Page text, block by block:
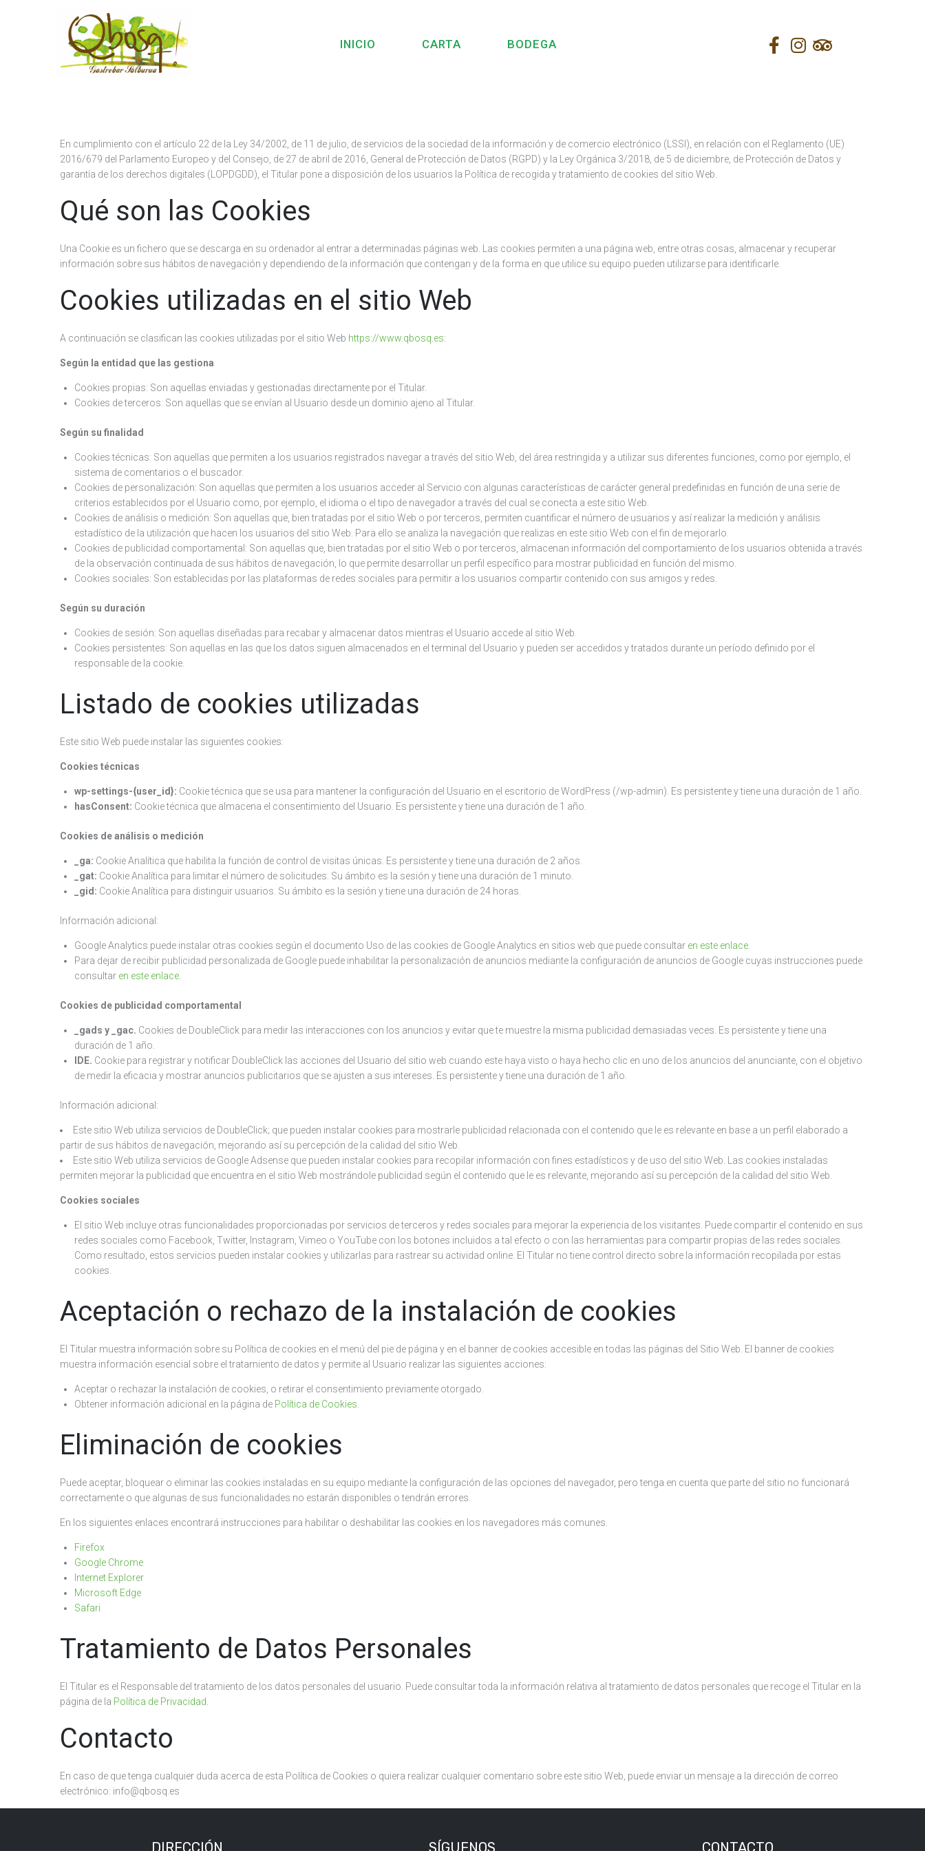
INICIO CARTA BODEGA
En cumplimiento con el artículo 22 de la Ley 34/2002, de 11 de julio, de servicios de la sociedad de la información y de comercio electrónico (LSSI), en relación con el Reglamento (UE)
2016/679 del Parlamento Europeo y del Consejo, de 27 de abril de 2016, General de Protección de Datos (RGPD) y la Ley Orgánica 3/2018, de 5 de diciembre, de Protección de Datos y
garantía de los derechos digitales (LOPDGDD), el Titular pone a disposición de los usuarios la Política de recogida y tratamiento de cookies del sitio Web.
Qué son las Cookies
Una Cookie es un fichero que se descarga en su ordenador al entrar a determinadas páginas web. Las cookies permiten a una página web, entre otras cosas, almacenar y recuperar
información sobre sus hábitos de navegación y dependiendo de la información que contengan y de la forma en que utilice su equipo pueden utilizarse para identificarle.
Cookies utilizadas en el sitio Web
A continuación se clasifican las cookies utilizadas por el sitio Web https://www.qbosq.es:
Según la entidad que las gestiona
Cookies propias: Son aquellas enviadas y gestionadas directamente por el Titular.
Cookies de terceros: Son aquellas que se envían al Usuario desde un dominio ajeno al Titular.
Según su finalidad
Cookies técnicas: Son aquellas que permiten a los usuarios registrados navegar a través del sitio Web, del área restringida y a utilizar sus diferentes funciones, como por ejemplo, el
sistema de comentarios o el buscador.
Cookies de personalización: Son aquellas que permiten a los usuarios acceder al Servicio con algunas características de carácter general predefinidas en función de una serie de
criterios establecidos por el Usuario como, por ejemplo, el idioma o el tipo de navegador a través del cual se conecta a este sitio Web.
Cookies de análisis o medición: Son aquellas que, bien tratadas por el sitio Web o por terceros, permiten cuantificar el número de usuarios y así realizar la medición y análisis
estadístico de la utilización que hacen los usuarios del sitio Web. Para ello se analiza la navegación que realizas en este sitio Web con el fin de mejorarlo.
Cookies de publicidad comportamental: Son aquellas que, bien tratadas por el sitio Web o por terceros, almacenan información del comportamiento de los usuarios obtenida a través
de la observación continuada de sus hábitos de navegación, lo que permite desarrollar un perfil específico para mostrar publicidad en función del mismo.
Cookies sociales: Son establecidas por las plataformas de redes sociales para permitir a los usuarios compartir contenido con sus amigos y redes.
Según su duración
Cookies de sesión: Son aquellas diseñadas para recabar y almacenar datos mientras el Usuario accede al sitio Web.
Cookies persistentes: Son aquellas en las que los datos siguen almacenados en el terminal del Usuario y pueden ser accedidos y tratados durante un período definido por el
responsable de la cookie.
Listado de cookies utilizadas
Este sitio Web puede instalar las siguientes cookies:
Cookies técnicas
wp-settings-{user_id}: Cookie técnica que se usa para mantener la configuración del Usuario en el escritorio de WordPress (/wp-admin). Es persistente y tiene una duración de 1 año.
hasConsent: Cookie técnica que almacena el consentimiento del Usuario. Es persistente y tiene una duración de 1 año.
Cookies de análisis o medición
_ga: Cookie Analítica que habilita la función de control de visitas únicas. Es persistente y tiene una duración de 2 años.
_gat: Cookie Analítica para limitar el número de solicitudes. Su ámbito es la sesión y tiene una duración de 1 minuto.
_gid: Cookie Analítica para distinguir usuarios. Su ámbito es la sesión y tiene una duración de 24 horas.
Información adicional:
Google Analytics puede instalar otras cookies según el documento Uso de las cookies de Google Analytics en sitios web que puede consultar en este enlace.
Para dejar de recibir publicidad personalizada de Google puede inhabilitar la personalización de anuncios mediante la configuración de anuncios de Google cuyas instrucciones puede
consultar en este enlace.
Cookies de publicidad comportamental
_gads y _gac. Cookies de DoubleClick para medir las interacciones con los anuncios y evitar que te muestre la misma publicidad demasiadas veces. Es persistente y tiene una
duración de 1 año.
IDE. Cookie para registrar y notificar DoubleClick las acciones del Usuario del sitio web cuando este haya visto o haya hecho clic en uno de los anuncios del anunciante, con el objetivo
de medir la eficacia y mostrar anuncios publicitarios que se ajusten a sus intereses. Es persistente y tiene una duración de 1 año.
Información adicional:
Este sitio Web utiliza servicios de DoubleClick; que pueden instalar cookies para mostrarle publicidad relacionada con el contenido que le es relevante en base a un perfil elaborado a
partir de sus hábitos de navegación, mejorando así su percepción de la calidad del sitio Web.
Este sitio Web utiliza servicios de Google Adsense que pueden instalar cookies para recopilar información con fines estadísticos y de uso del sitio Web. Las cookies instaladas
permiten mejorar la publicidad que encuentra en el sitio Web mostrándole publicidad según el contenido que le es relevante, mejorando así su percepción de la calidad del sitio Web.
Cookies sociales
El sitio Web incluye otras funcionalidades proporcionadas por servicios de terceros y redes sociales para mejorar la experiencia de los visitantes. Puede compartir el contenido en sus
redes sociales como Facebook, Twitter, Instagram, Vimeo o YouTube con los botones incluidos a tal efecto o con las herramientas para compartir propias de las redes sociales.
Como resultado, estos servicios pueden instalar cookies y utilizarlas para rastrear su actividad online. El Titular no tiene control directo sobre la información recopilada por estas
cookies.
Aceptación o rechazo de la instalación de cookies
El Titular muestra información sobre su Política de cookies en el menú del pie de página y en el banner de cookies accesible en todas las páginas del Sitio Web. El banner de cookies
muestra información esencial sobre el tratamiento de datos y permite al Usuario realizar las siguientes acciones:
Aceptar o rechazar la instalación de cookies, o retirar el consentimiento previamente otorgado.
Obtener información adicional en la página de Política de Cookies.
Eliminación de cookies
Puede aceptar, bloquear o eliminar las cookies instaladas en su equipo mediante la configuración de las opciones del navegador, pero tenga en cuenta que parte del sitio no funcionará
correctamente o que algunas de sus funcionalidades no estarán disponibles o tendrán errores.
En los siguientes enlaces encontrará instrucciones para habilitar o deshabilitar las cookies en los navegadores más comunes.
Firefox
Google Chrome
Internet Explorer
Microsoft Edge
Safari
Tratamiento de Datos Personales
El Titular es el Responsable del tratamiento de los datos personales del usuario. Puede consultar toda la información relativa al tratamiento de datos personales que recoge el Titular en la
página de la Política de Privacidad.
Contacto
En caso de que tenga cualquier duda acerca de esta Política de Cookies o quiera realizar cualquier comentario sobre este sitio Web, puede enviar un mensaje a la dirección de correo
electrónico: info@qbosq.es